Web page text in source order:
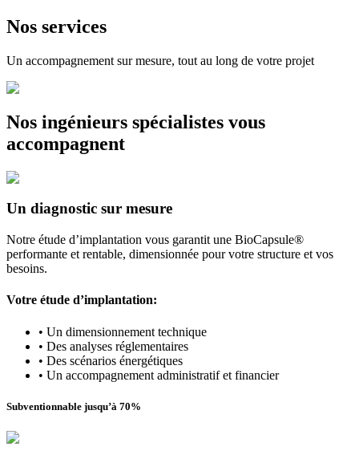
Nos services
Un accompagnement sur mesure, tout au long de votre projet
Nos ingénieurs spécialistes vous
accompagnent
Un diagnostic sur mesure
Notre étude d’implantation vous garantit une BioCapsule®
performante et rentable, dimensionnée pour votre structure et vos
besoins.
Votre étude d’implantation:​
• Un dimensionnement technique​
• Des analyses réglementaires
• Des scénarios énergétiques
• Un accompagnement administratif et financier
Subventionnable jusqu’à 70%​